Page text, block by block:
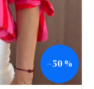
–50 %